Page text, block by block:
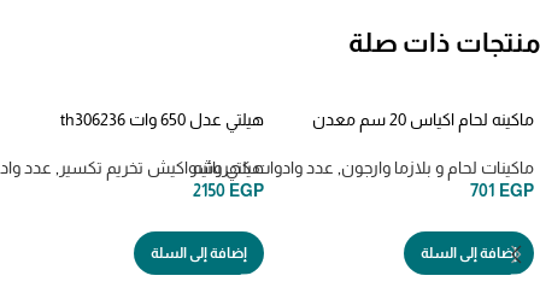
منتجات ذات صلة
ماكينه لحام اكياس 20 سم معدن
WADFOW
ماكينات لحام و بلازما وارجون عدد وادوات كهربائيه
701 EGP
إضافة إلى السلة
هيلتي عدل 650 وات th306236
هيلتي وشواكيش تخريم تكسير
عدد
2150 EGP
إضافة إلى السلة